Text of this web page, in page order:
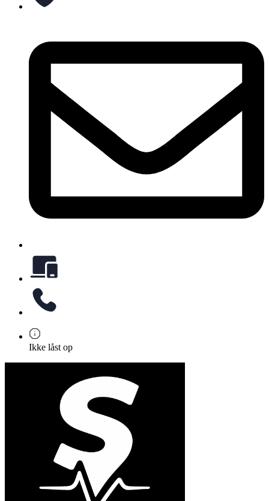
Ikke låst op